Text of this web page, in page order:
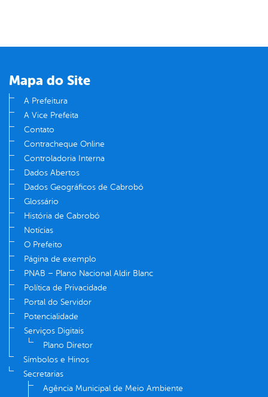
Mapa do Site
A Prefeitura
A Vice Prefeita
Contato
Contracheque Online
Controladoria Interna
Dados Abertos
Dados Geográficos de Cabrobó
Glossário
História de Cabrobó
Notícias
O Prefeito
Página de exemplo
PNAB – Plano Nacional Aldir Blanc
Política de Privacidade
Portal do Servidor
Potencialidade
Serviços Digitais
Plano Diretor
Símbolos e Hinos
Secretarias
Agência Municipal de Meio Ambiente